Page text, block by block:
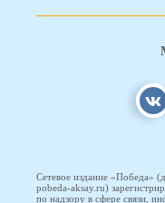
Сетевое издание «Победа»
pobeda-aksay.ru)
по надзору в сфере связи,